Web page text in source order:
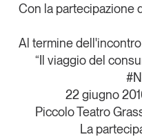
Con la partecipazione
Al termine
“Il viaggio del
22 giugno
Piccolo Teatro
La